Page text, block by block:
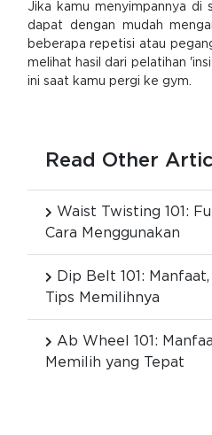
Jika kamu menyimpannya di
dapat dengan mudah
beberapa repetisi atau
melihat hasil dari pelatihan
ini saat kamu pergi ke gym.
Read Other
Waist Twisting 101:
Cara Menggunakan
Dip Belt 101:
Tips Memilihnya
Ab Wheel 101:
Memilih yang Tepat